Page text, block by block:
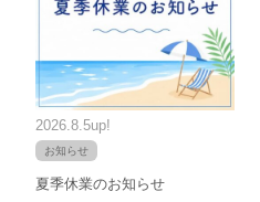
2026.8.5up!
お知らせ
夏季休業のお知らせ